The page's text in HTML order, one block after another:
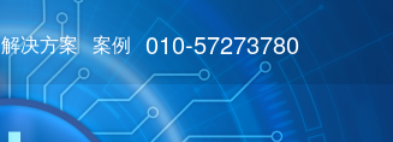
解决方案 案例 010-57273780